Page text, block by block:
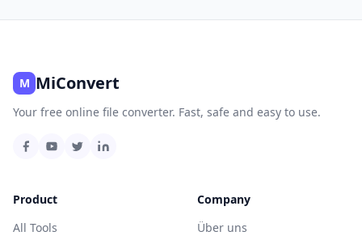
M MiConvert
Your free online file converter. Fast, safe and easy to use.
Product
All Tools
Company
Über uns